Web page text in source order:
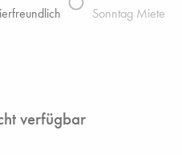
Sonntag Miete
verfügbar